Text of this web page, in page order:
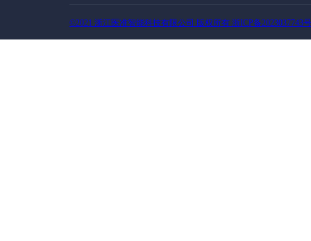
©2021 浙江医准智能科技有限公司 版权所有 浙ICP备2023037743